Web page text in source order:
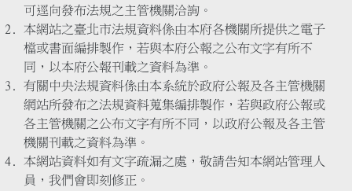
可逕向發布法規之主管機關洽詢。
本網站之臺北市法規資料係由本府各機關所提供之電子
檔或書面編排製作，若與本府公報之公布文字有所不
同，以本府公報刊載之資料為準。
有關中央法規資料係由本系統於政府公報及各主管機關
網站所發布之法規資料蒐集編排製作，若與政府公報或
各主管機關之公布文字有所不同，以政府公報及各主管
機關刊載之資料為準。
本網站資料如有文字疏漏之處，敬請告知本網站管理人
員，我們會即刻修正。